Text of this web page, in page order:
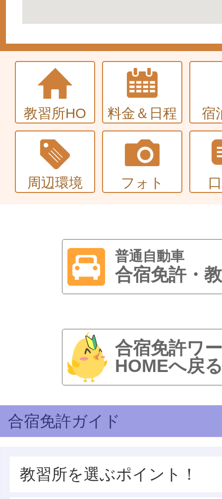
教習所HO 料金＆日程 宿
周辺環境 フォト
普通自動車
合宿免許・
合宿免許ワ
HOMEへ戻
合宿免許ガイド
教習所を選ぶポイント！